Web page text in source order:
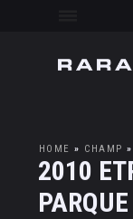
HOME » CHAMP »
2010
PARQUE